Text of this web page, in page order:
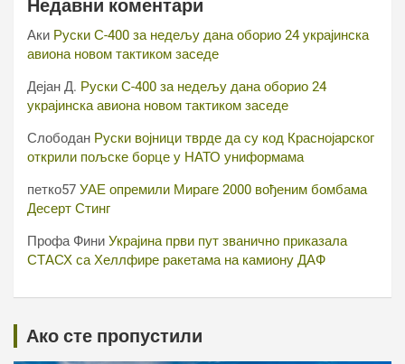
Недавни коментари
Аки Руски С-400 за недељу дана оборио 24 украјинска
авиона новом тактиком заседе
Дејан Д. Руски С-400 за недељу дана оборио 24
украјинска авиона новом тактиком заседе
Слободан Руски војници тврде да су код Краснојарског
открили пољске борце у НАТО униформама
петко57 УАЕ опремили Мираге 2000 вођеним бомбама
Десерт Стинг
Профа Фини Украјина први пут званично приказала
СТАСХ са Хеллфире ракетама на камиону ДАФ
Ако сте пропустили